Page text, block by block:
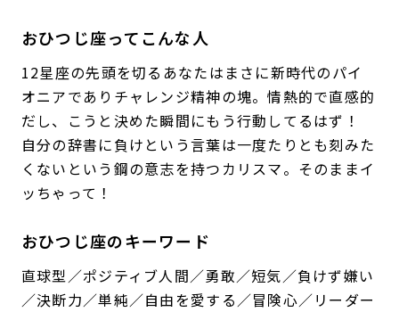
おひつじ座ってこんな人
12星座の先頭を切るあなたはまさに新時代のパイ
オニアでありチャレンジ精神の塊。情熱的で直感的
だし、こうと決めた瞬間にもう行動してるはず！
自分の辞書に負けという言葉は一度たりとも刻みた
くないという鋼の意志を持つカリスマ。そのままイ
ッちゃって！
おひつじ座のキーワード
直球型／ポジティブ人間／勇敢／短気／負けず嫌い
／決断力／単純／自由を愛する／冒険心／リーダー